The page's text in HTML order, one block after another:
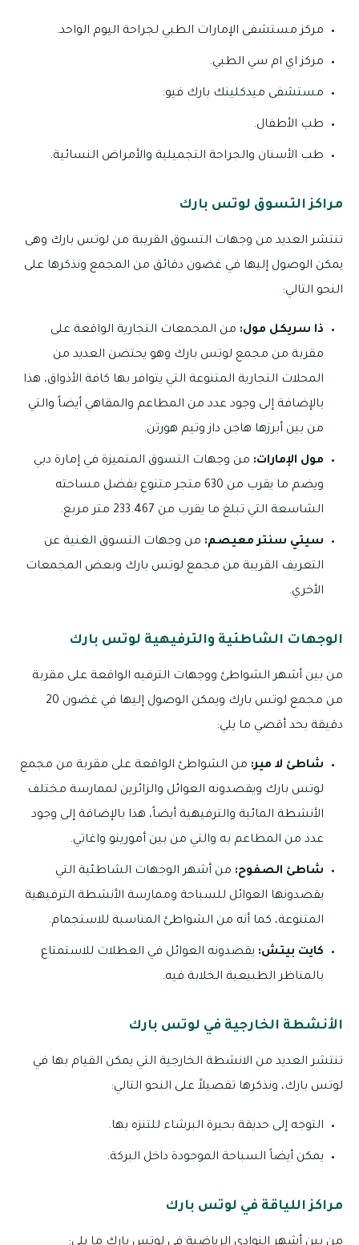
مركز مستشفى الإمارات الطبي لجراحة اليوم الواحد.
مركز اي ام سي الطبي.
مستشفى ميدكلينك بارك فيو.
طب الأطفال.
طب الأسنان والجراحة التجميلية والأمراض النسائية.
مراكز التسوق لوتس بارك
تنتشر العديد من وجهات التسوق القريبة من لوتس بارك وهى
يمكن الوصول إليها في غضون دقائق من المجمع ونذكرها على
النحو التالي:
ذا سريكل مول: من المجمعات التجارية الواقعة على
مقربة من مجمع لوتس بارك وهو يحتضن العديد من
المحلات التجارية المتنوعة التي يتوافر بها كافة الأذواق، هذا
بالإضافة إلى وجود عدد من المطاعم والمقاهي أيضاً والتي
من بين أبرزها هاجن داز وتيم هورتن.
مول الإمارات: من وجهات التسوق المتميزة في إمارة دبي
ويضم ما يقرب من 630 متجر متنوع بفضل مساحته
الشاسعة التي تبلغ ما يقرب من 233.467 متر مربع.
سيتي سنتر معيصم: من وجهات التسوق الغنية عن
التعريف القريبة من مجمع لوتس بارك وبعض المجمعات
الأخري.
الوجهات الشاطئية والترفيهية لوتس بارك
من بين أشهر الشواطئ ووجهات الترفيه الواقعة على مقربة
من مجمع لوتس بارك ويمكن الوصول إليها في غضون 20
دقيقة بحد أقصي ما يلي:
شاطئ لا مير: من الشواطئ الواقعة على مقربة من مجمع
لوتس بارك ويقصدونه العوائل والزائرين لممارسة مختلف
الأنشطة المائية والترفيهية أيضاً، هذا بالإضافة إلى وجود
عدد من المطاعم به والتي من بين أمورينو واغاتي.
شاطئ الصفوح: من أشهر الوجهات الشاطئية التي
يقصدونها العوائل للسباحة وممارسة الأنشطة الترفيهية
المتنوعة، كما أنه من الشواطئ المناسبة للاستجمام.
كايت بيتش: يقصدونه العوائل في العطلات للاستمتاع
بالمناظر الطبيعية الخلابة فيه.
الأنشطة الخارجية في لوتس بارك
تنتشر العديد من الانشطة الخارجية التي يمكن القيام بها في
لوتس بارك، ونذكرها تفصيلاً على النحو التالي:
التوجه إلى حديقة بحيرة البرشاء للتنزه بها.
يمكن أيضاً السباحة الموجودة داخل البركة.
مراكز اللياقة في لوتس بارك